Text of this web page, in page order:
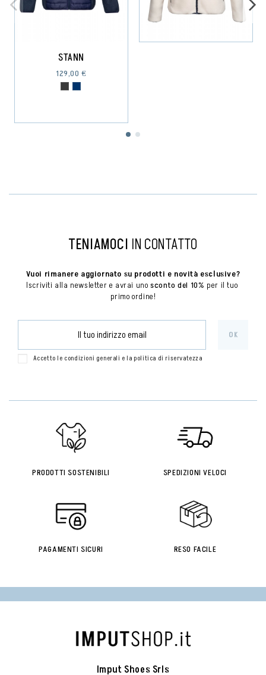
STANN
129,00 €
TENIAMOCI IN CONTATTO
Vuoi rimanere aggiornato su prodotti e novità esclusive?
Iscriviti alla newsletter e avrai uno sconto del 10% per il tuo
primo ordine!
Accetto le condizioni generali e la politica di riservatezza
PRODOTTI SOSTENIBILI SPEDIZIONI VELOCI
PAGAMENTI SICURI RESO FACILE
Imput Shoes Srls